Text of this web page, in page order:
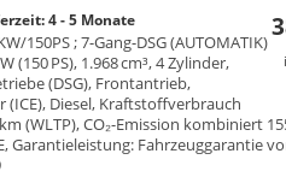
4 - 5 Monate
150PS ; 7-Gang-DSG (AUTOMATIK)
(150 PS), 1.968 cm³, 4 Zylinder,
(DSG), Frontantrieb,
Diesel, Kraftstoffverbrauch
(WLTP), CO₂-Emission kombiniert
E, Garantieleistung: Fahrzeuggarantie